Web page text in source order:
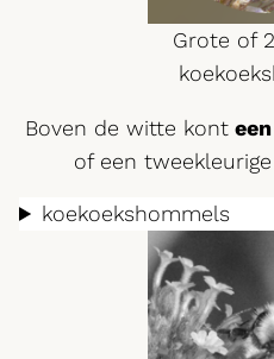
Grote of
Boven de witte kont
of een
koekoekshommels